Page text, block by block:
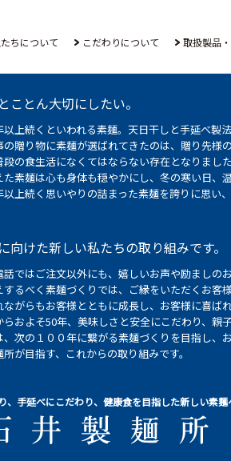
ちについて こだわりについて 取扱製品
ことん大切にしたい。
上続くといわれる素麺。天日干しと手延べ
の贈り物に素麺が選ばれてきたのは、贈り先
段の食生活になくてはならない存在となりまし
素麺は心も身体も穏やかにし、冬の寒い日
上続く思いやりの詰まった素麺を誇りに思
向けた新しい私たちの取り組みです。
話ではご注文以外にも、嬉しいお声や励まし
するべく素麺づくりでは、ご縁をいただくお
がらもお客様とともに成長し、お客様に喜ば
およそ50年、美味しさと安全にこだわり、
、次の１００年に繋がる素麺づくりを目指し
が目指す、これからの取り組みです。
、手延べにこだわり、健康食を目指した新しい素麺